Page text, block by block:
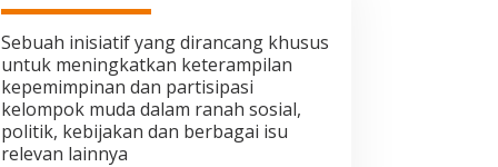
Sebuah inisiatif yang dirancang khusus
untuk meningkatkan keterampilan
kepemimpinan dan partisipasi
kelompok muda dalam ranah sosial,
politik, kebijakan dan berbagai isu
relevan lainnya